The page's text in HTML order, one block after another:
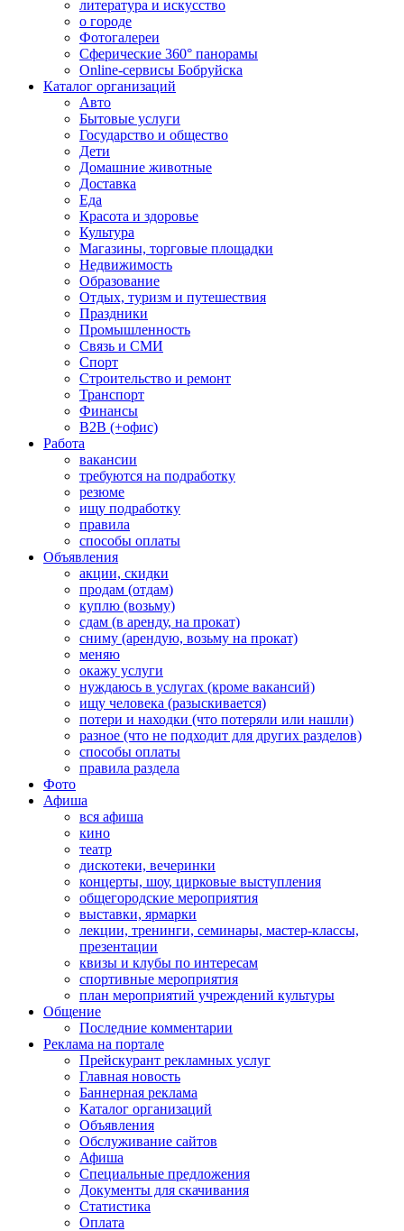
литература и искусство
о городе
Фотогалереи
Сферические 360° панорамы
Online-сервисы Бобруйска
Каталог организаций
Авто
Бытовые услуги
Государство и общество
Дети
Домашние животные
Доставка
Еда
Красота и здоровье
Культура
Магазины, торговые площадки
Недвижимость
Образование
Отдых, туризм и путешествия
Праздники
Промышленность
Связь и СМИ
Спорт
Строительство и ремонт
Транспорт
Финансы
B2B (+офис)
Работа
вакансии
требуются на подработку
резюме
ищу подработку
правила
способы оплаты
Объявления
акции, скидки
продам (отдам)
куплю (возьму)
сдам (в аренду, на прокат)
сниму (арендую, возьму на прокат)
меняю
окажу услуги
нуждаюсь в услугах (кроме вакансий)
ищу человека (разыскивается)
потери и находки (что потеряли или нашли)
разное (что не подходит для других разделов)
способы оплаты
правила раздела
Фото
Афиша
вся афиша
кино
театр
дискотеки, вечеринки
концерты, шоу, цирковые выступления
общегородские мероприятия
выставки, ярмарки
лекции, тренинги, семинары, мастер-классы,
презентации
квизы и клубы по интересам
спортивные мероприятия
план мероприятий учреждений культуры
Общение
Последние комментарии
Реклама на портале
Прейскурант рекламных услуг
Главная новость
Баннерная реклама
Каталог организаций
Объявления
Обслуживание сайтов
Афиша
Специальные предложения
Документы для скачивания
Статистика
Оплата